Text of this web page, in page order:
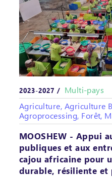
2023-2027 / Multi-pays
Agriculture, Agriculture
Agroprocessing, Forêt,
MOOSHEW - Appui
publiques et aux
cajou africaine pour
durable, résiliente et